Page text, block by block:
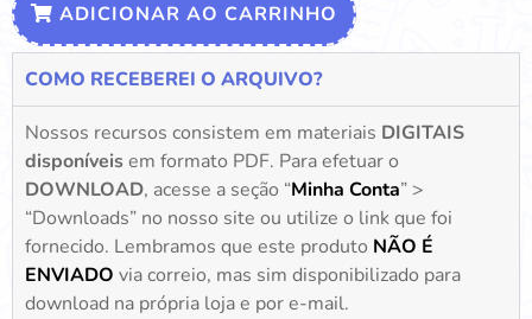
ADICIONAR AO CARRINHO
COMO RECEBEREI O ARQUIVO?
Nossos recursos consistem em materiais DIGITAIS
disponíveisem formato PDF. Para efetuar o
DOWNLOAD, acesse a seção “Minha Conta” >
“Downloads” no nosso site ou utilize o link que foi
fornecido. Lembramos que este produto NÃO É
ENVIADO via correio, mas sim disponibilizado para
download na própria loja e por e-mail.